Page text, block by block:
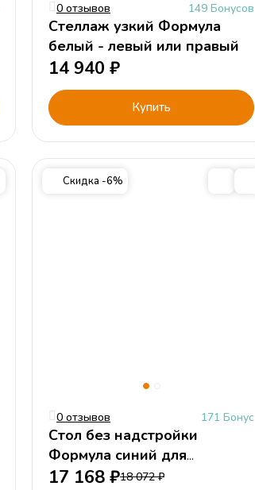
0 отзывов 149 Бонусов
Стеллаж узкий Формула
белый - левый или правый
14 940 ₽
Купить
Скидка -6%
0 отзывов 171 Бонус
Стол без надстройки
Формула синий для
мальчика
17 168 ₽18 072₽